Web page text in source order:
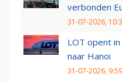
verbonden
31-07-2026,
LOT opent
naar Hanoi
31-07-2026, 9:59